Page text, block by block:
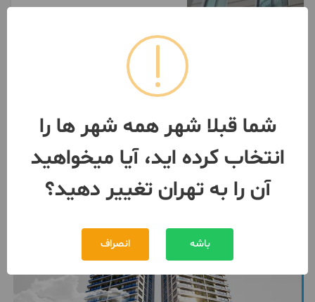
تهران- تهرانپارس
1 روز پیش
شما قبلا شهر همه شهر ها را
انتخاب کرده اید، آیا میخواهید
آن را به تهران تغییر دهید؟
باشه انصراف